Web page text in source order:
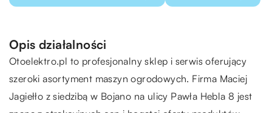
Opis działalności
Otoelektro.pl to profesjonalny sklep i serwis oferujący
szeroki asortyment maszyn ogrodowych. Firma Maciej
Jagiełło z siedzibą w Bojano na ulicy Pawła Hebla 8 jest